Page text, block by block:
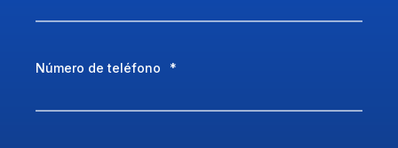
Número de teléfono *